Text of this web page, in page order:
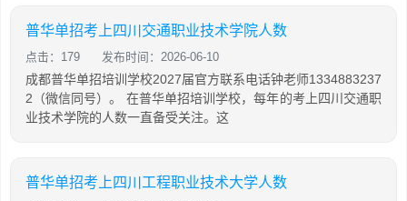
普华单招考上四川交通职业技术学院人数
点击：179 发布时间：2026-06-10
成都普华单招培训学校2027届官方联系电话钟老师1334883237
2（微信同号）。 在普华单招培训学校，每年的考上四川交通职
业技术学院的人数一直备受关注。这
普华单招考上四川工程职业技术大学人数